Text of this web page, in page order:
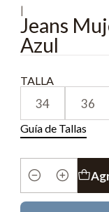
|
Jeans
Azul
TALLA
34 36
Guía de Tallas
Cantidad